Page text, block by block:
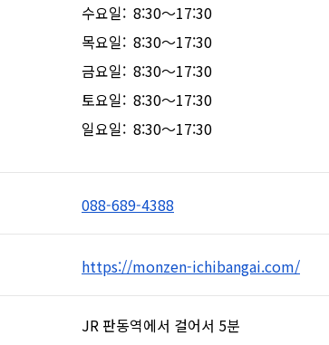
수요일: 8:30～17:30
목요일: 8:30～17:30
금요일: 8:30～17:30
토요일: 8:30～17:30
일요일: 8:30～17:30
088-689-4388
https://monzen-ichibangai.com/
JR 판동역에서 걸어서 5분